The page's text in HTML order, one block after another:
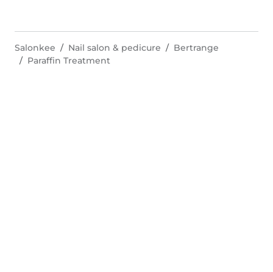
Salonkee Nail salon & pedicure
Bertrange
Paraffin Treatment